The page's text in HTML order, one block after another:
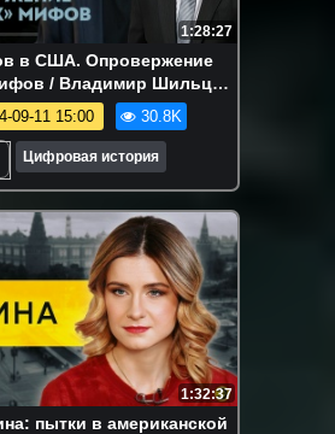
1:28:27
в США. Опровержение
/ Владимир Шильцев
Егор Яковлев
09-11 15:00 30.8K
Цифровая история
1:32:37
пытки в американской